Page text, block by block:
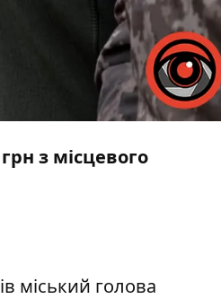
з місцевого
міський голова